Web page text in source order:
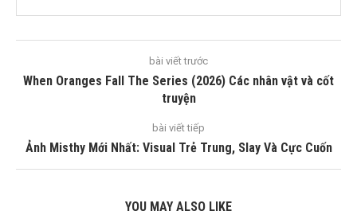
bài viết trước
When Oranges Fall The Series (2026) Các nhân vật và cốt
truyện
bài viết tiếp
Ảnh Misthy Mới Nhất: Visual Trẻ Trung, Slay Và Cực Cuốn
YOU MAY ALSO LIKE